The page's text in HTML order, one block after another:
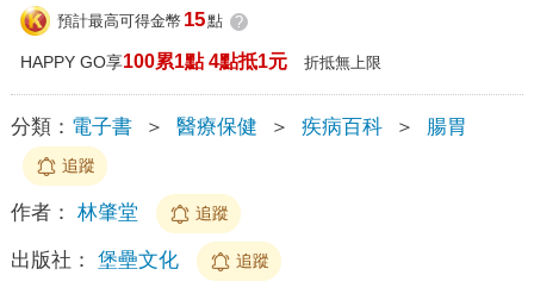
預計最高可得金幣 15點 ?
HAPPY GO享100累1點 4點抵1元 折抵無上限
分類： 電子書 ＞ 醫療保健 ＞ 疾病百科 ＞ 腸胃
追蹤
作者： 林肇堂 追蹤
出版社： 堡壘文化 追蹤